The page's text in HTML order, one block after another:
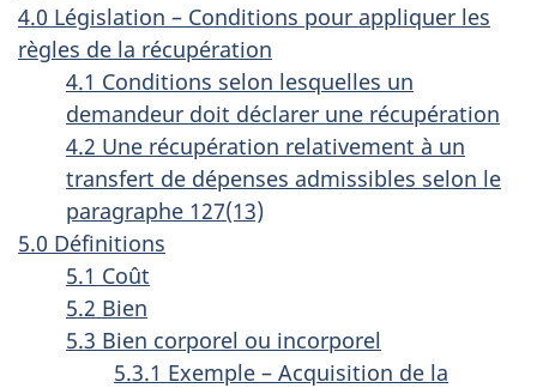
4.0 Législation – Conditions pour appliquer les
règles de la récupération
4.1 Conditions selon lesquelles un
demandeur doit déclarer une récupération
4.2 Une récupération relativement à un
transfert de dépenses admissibles selon le
paragraphe 127(13)
5.0 Définitions
5.1 Coût
5.2 Bien
5.3 Bien corporel ou incorporel
5.3.1 Exemple – Acquisition de la